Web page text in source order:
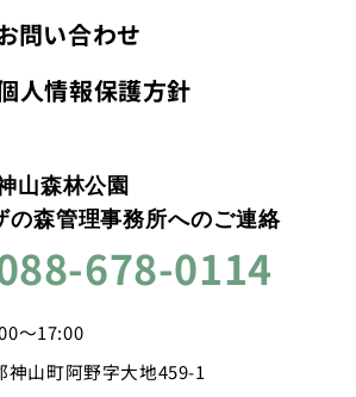
問い合わせ
人情報保護方針
山森林公園
の森管理事務所へのご連絡
088-678-0114
～17:00
神山町阿野字大地459-1